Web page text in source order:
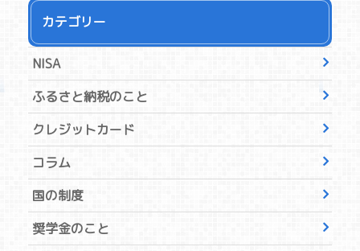
カテゴリー
NISA
ふるさと納税のこと
クレジットカード
コラム
国の制度
奨学金のこと